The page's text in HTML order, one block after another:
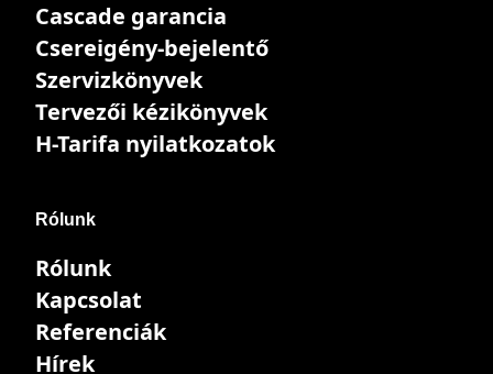
Cascade garancia
Csereigény-bejelentő
Szervizkönyvek
Tervezői kézikönyvek
H-Tarifa nyilatkozatok
Rólunk
Rólunk
Kapcsolat
Referenciák
Hírek